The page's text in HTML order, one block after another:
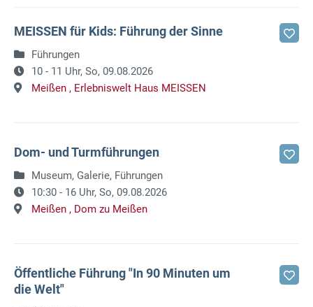
MEISSEN für Kids: Führung der Sinne
Führungen
10 - 11 Uhr, So, 09.08.2026
Meißen , Erlebniswelt Haus MEISSEN
Dom- und Turmführungen
Museum, Galerie, Führungen
10:30 - 16 Uhr, So, 09.08.2026
Meißen , Dom zu Meißen
Öffentliche Führung "In 90 Minuten um
die Welt"